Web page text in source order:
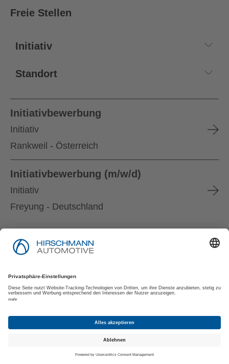
Freie Stellen
Initiativbewerbung
Initiativ
Rankweil - Österreich
Initiativbewerbung (m/w/d)
Initiativ
Freyung - Deutschland
Impressum
Datenschutzerklärung
Datenschutzerklärung für Bewerber:innen